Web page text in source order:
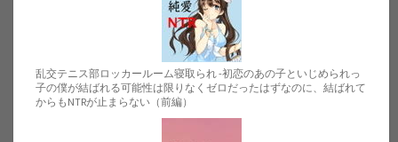
乱交テニス部ロッカールーム寝取られ -初恋のあの子といじめられっ
子の僕が結ばれる可能性は限りなくゼロだったはずなのに、結ばれて
からもNTRが止まらない（前編）